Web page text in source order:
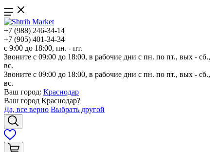
+7 (988) 246-34-14
+7 (905) 401-34-34
с 9:00 до 18:00, пн. - пт.
Звоните с 09:00 до 18:00, в рабочие дни с пн. по пт., вых - сб.,
вс.
Звоните с 09:00 до 18:00, в рабочие дни с пн. по пт., вых - сб.,
вс.
Ваш город: Краснодар
Ваш город Краснодар?
Да, все верно Выбрать другой